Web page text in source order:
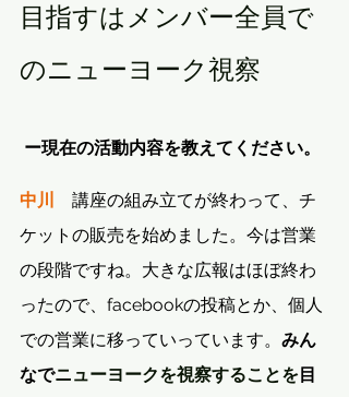
目指すはメンバー全員で
のニューヨーク視察
ー現在の活動内容を教えてください。
中川
講座の組み立てが終わって、チ
ケットの販売を始めました。今は営業
の段階ですね。大きな広報はほぼ終わ
ったので、facebookの投稿とか、個人
での営業に移っていっています。 みん
なでニューヨークを視察することを目